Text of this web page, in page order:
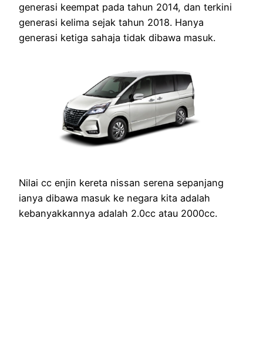
generasi keempat pada tahun 2014, dan terkini
generasi kelima sejak tahun 2018. Hanya
generasi ketiga sahaja tidak dibawa masuk.
Nilai cc enjin kereta nissan serena sepanjang
ianya dibawa masuk ke negara kita adalah
kebanyakkannya adalah 2.0cc atau 2000cc.